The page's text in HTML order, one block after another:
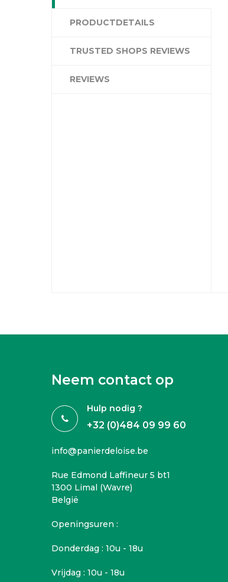
PRODUCTDETAILS
TRUSTED SHOPS REVIEWS
REVIEWS
Neem contact op
Hulp nodig ?
+32 (0)484 09 99 60
info@panierdeloise.be
Rue Edmond Laffineur 5 bt1
1300 Limal (Wavre)
België
Openingsuren :
Donderdag : 10u - 18u
Vrijdag : 10u - 18u